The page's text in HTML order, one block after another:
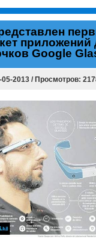
приложений
Google
2013 / Просмотров: